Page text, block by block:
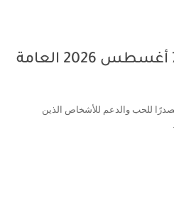
أبراج اليوم الجمعة 7 أغسطس 2026 العامة
للحب والدعم للأشخاص الذين